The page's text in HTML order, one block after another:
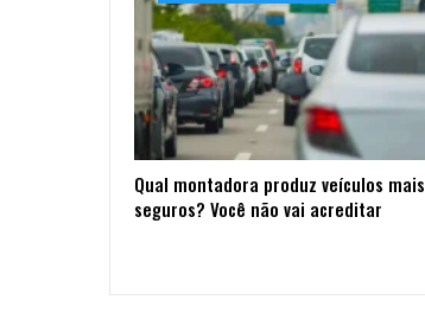
Qual montadora produz veículos mais
seguros? Você não vai acreditar